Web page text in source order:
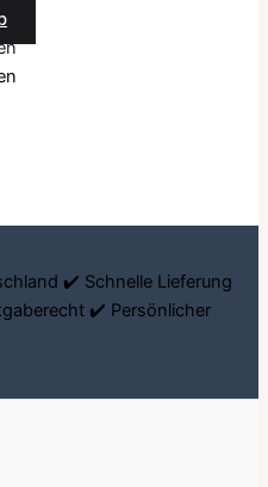
✔️ Schnelle Lieferung
✔️ Persönlicher